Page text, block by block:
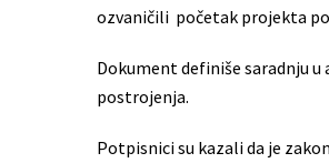
ozvaničili početak projekta
Dokument definiše saradnju
postrojenja.
Potpisnici su kazali da je